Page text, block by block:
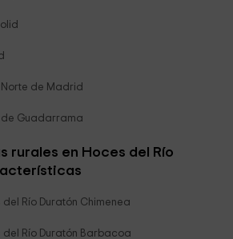
de Madrid
Guadarrama
rurales en Hoces del Río
Río Duratón Chimenea
Río Duratón Barbacoa